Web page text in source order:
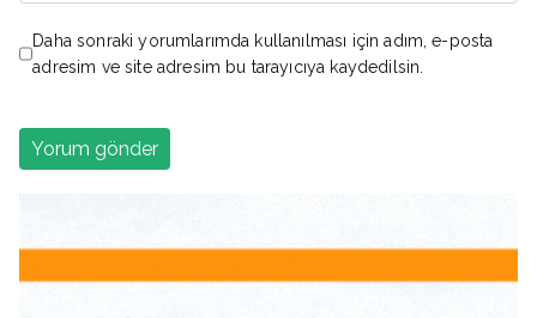
Daha sonraki yorumlarımda kullanılması için adım, e-posta
adresim ve site adresim bu tarayıcıya kaydedilsin.